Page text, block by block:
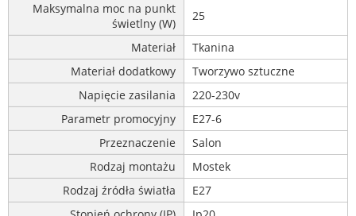
Maksymalna moc na punkt
świetlny (W)
25
Materiał
Tkanina
Materiał dodatkowy
Tworzywo sztuczne
Napięcie zasilania
220-230v
Parametr promocyjny
E27-6
Przeznaczenie
Salon
Rodzaj montażu
Mostek
Rodzaj źródła światła
E27